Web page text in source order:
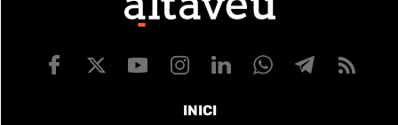
INICI